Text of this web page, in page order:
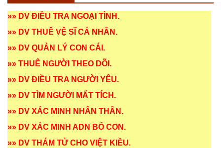
»» DV ĐIỀU TRA NGOẠI TÌNH .
»» DV THUÊ VỆ SĨ CÁ NHÂN .
»» DV QUẢN LÝ CON CÁI .
»» THUÊ NGƯỜI THEO DÕI .
»» DV ĐIỀU TRA NGƯỜI YÊU.
»» DV TÌM NGƯỜI MẤT TÍCH .
»» DV XÁC MINH NHÂN THÂN .
»» DV XÁC MINH ADN BỐ CON .
»» DV THÁM TỬ CHO VIỆT KIỀU.